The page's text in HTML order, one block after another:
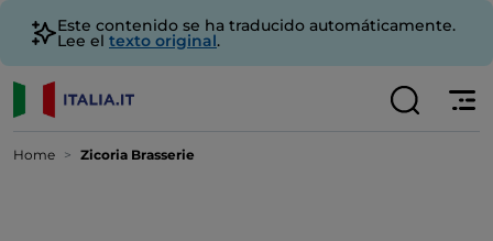
Este contenido se ha traducido automáticamente.
Lee el texto original.
Home Zicoria Brasserie